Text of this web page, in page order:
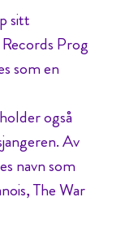
sitt
Prog
som en
også
Av
navn som
The War